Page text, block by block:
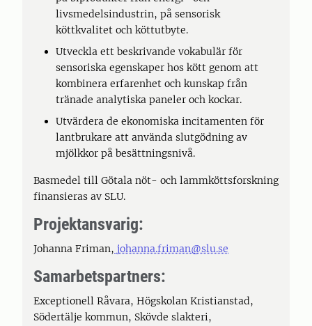
livsmedelsindustrin, på sensorisk
köttkvalitet och köttutbyte.
Utveckla ett beskrivande vokabulär för
sensoriska egenskaper hos kött genom att
kombinera erfarenhet och kunskap från
tränade analytiska paneler och kockar.
Utvärdera de ekonomiska incitamenten för
lantbrukare att använda slutgödning av
mjölkkor på besättningsnivå.
Basmedel till Götala nöt- och lammköttsforskning
finansieras av SLU.
Projektansvarig:
Johanna Friman, johanna.friman@slu.se
Samarbetspartners:
Exceptionell Råvara, Högskolan Kristianstad,
Södertälje kommun, Skövde slakteri,